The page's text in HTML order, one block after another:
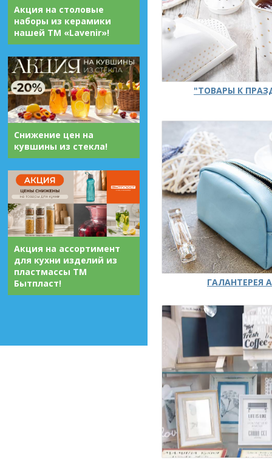
Акция на столовые
наборы из керамики
нашей ТМ «Lavenir»!
Снижение цен на
кувшины из стекла!
Акция на ассортимент
для кухни изделий из
пластмассы ТМ
Бытпласт!
"ТОВАРЫ К
ГАЛАНТЕРЕЯ